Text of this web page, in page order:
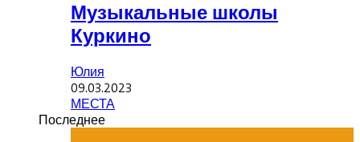
Музыкальные школы
Куркино
Юлия
09.03.2023
МЕСТА
Последнее